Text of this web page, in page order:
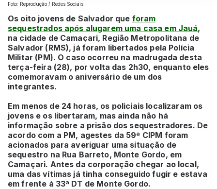
Foto: Reprodução / Redes Sociais
Os oito jovens de Salvador que foram
sequestrados após alugarem uma casa em Jauá,
na cidade de Camaçari, Região Metropolitana de
Salvador (RMS), já foram libertados pela Polícia
Militar (PM). O caso ocorreu na madrugada desta
terça-feira (28), por volta das 2h30, enquanto eles
comemoravam o aniversário de um dos
integrantes.
Em menos de 24 horas, os policiais localizaram os
jovens e os libertaram, mas ainda não há
informação sobre a prisão dos sequestradores. De
acordo com a PM, agestes da 59ª CIPM foram
acionados para averiguar uma situação de
sequestro na Rua Barreto, Monte Gordo, em
Camaçari. Antes da corporação chegar ao local,
uma das vítimas já tinha conseguido fugir e estava
em frente à 33ª DT de Monte Gordo.